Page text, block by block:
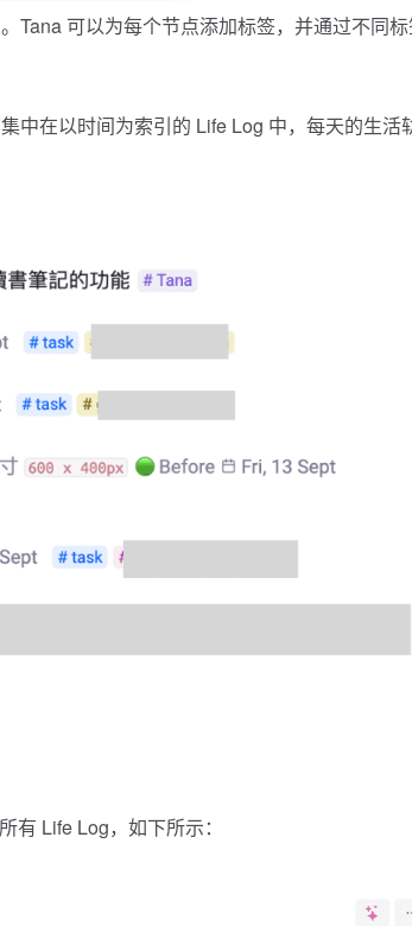
Tana 可以为每个节点添加标签，并通过不同
中在以时间为索引的 Life Log 中，每天的生活
有 Life Log，如下所示：